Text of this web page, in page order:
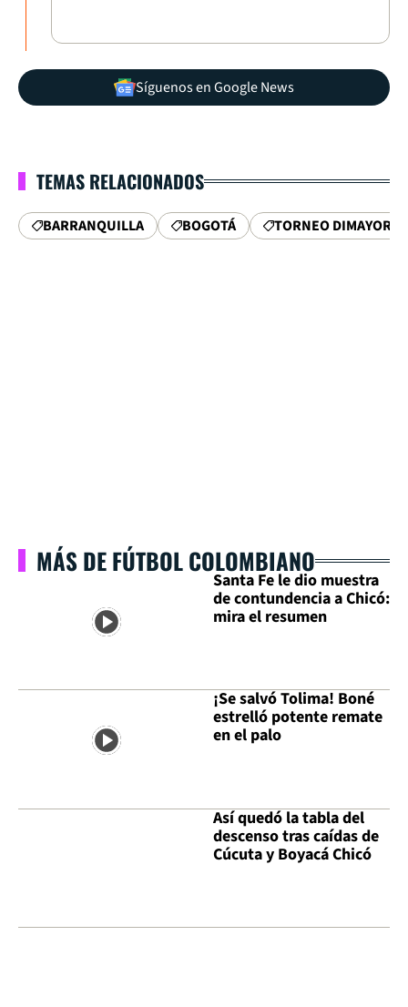
Síguenos en Google News
TEMAS RELACIONADOS
BARRANQUILLA BOGOTÁ TORNEO DIMAYOR
MÁS DE FÚTBOL COLOMBIANO
Santa Fe le dio muestra
de contundencia a Chicó:
mira el resumen
¡Se salvó Tolima! Boné
estrelló potente remate
en el palo
Así quedó la tabla del
descenso tras caídas de
Cúcuta y Boyacá Chicó